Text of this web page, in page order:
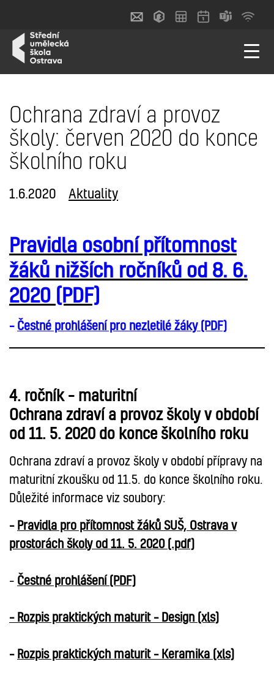
Ochrana zdraví a provoz
školy: červen 2020 do konce
školního roku
1.6.2020 Aktuality
Pravidla osobní přítomnost
žáků nižších ročníků od 8. 6.
2020 (PDF)
– Čestné prohlášení pro nezletilé žáky (PDF)
4. ročník – maturitní
Ochrana zdraví a provoz školy v období
od 11. 5. 2020 do konce školního roku
Ochrana zdraví a provoz školy v období přípravy na
maturitní zkoušku od 11.5. do konce školního roku.
Důležité informace viz soubory:
– Pravidla pro přítomnost žáků SUŠ, Ostrava v
prostorách školy od 11. 5. 2020 ​(.pdf)
– Čestné prohlášení (PDF)
– Rozpis praktických maturit – Design (xls)
– Rozpis praktických maturit – Keramika (xls)